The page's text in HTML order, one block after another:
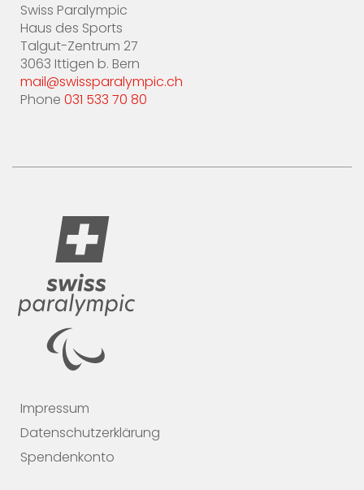
Swiss Paralympic
Haus des Sports
Talgut-Zentrum 27
3063 Ittigen b. Bern
mail@swissparalympic.ch
Phone 031 533 70 80
Impressum
Datenschutzerklärung
Spendenkonto